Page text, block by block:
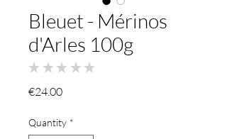
Bleuet - Mérinos
d'Arles 100g
★ ★ ★ ★ ★
€24.00Price
Quantity *